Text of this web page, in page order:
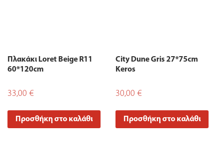
Πλακάκι Loret Beige R11
60*120cm
33,00 €
Προσθήκη στο καλάθι
City Dune Gris 27*75cm
Keros
30,00 €
Προσθήκη στο καλάθι